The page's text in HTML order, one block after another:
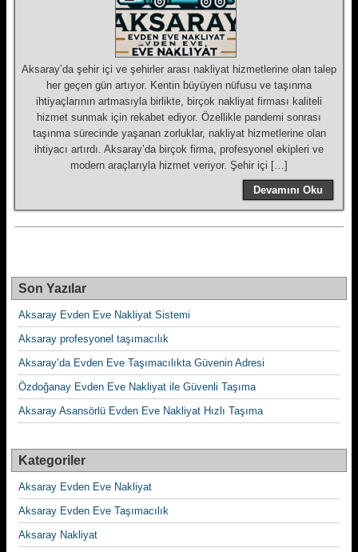
Aksaray’da şehir içi ve şehirler arası nakliyat hizmetlerine olan talep
her geçen gün artıyor. Kentin büyüyen nüfusu ve taşınma
ihtiyaçlarının artmasıyla birlikte, birçok nakliyat firması kaliteli
hizmet sunmak için rekabet ediyor. Özellikle pandemi sonrası
taşınma sürecinde yaşanan zorluklar, nakliyat hizmetlerine olan
ihtiyacı artırdı. Aksaray’da birçok firma, profesyonel ekipleri ve
modern araçlarıyla hizmet veriyor. Şehir içi […]
Devamını Oku
Son Yazılar
Aksaray Evden Eve Nakliyat Sistemi
Aksaray profesyonel taşımacılık
Aksaray’da Evden Eve Taşımacılıkta Güvenin Adresi
Özdoğanay Evden Eve Nakliyat ile Güvenli Taşıma
Aksaray Asansörlü Evden Eve Nakliyat Hızlı Taşıma
Kategoriler
Aksaray Evden Eve Nakliyat
Aksaray Evden Eve Taşımacılık
Aksaray Nakliyat